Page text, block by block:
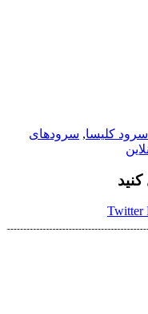
سرود کلیسا, سرودهای
Twitter